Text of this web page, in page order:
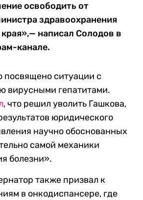
освободить от
здравоохранения
написал Солодов в
канале.
ситуации с
вирусными гепатитами.
, что решил уволить Гашкова,
юридического
научно обоснованных
самой механики
болезни».
также призвал к
в онкодиспансере, где